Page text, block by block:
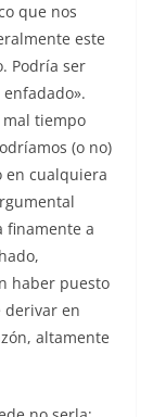
que nos
este
Podría ser
mal tiempo
(o no)
en cualquiera
finamente a
haber puesto
derivar en
altamente